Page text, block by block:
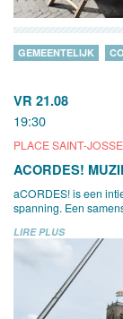
VR 21.08
19:30
PLACE SAINT-JOSSE
GEMEENTELIJK
ACORDES!
aCORDES! is een
spanning. Een
LIRE PLUS